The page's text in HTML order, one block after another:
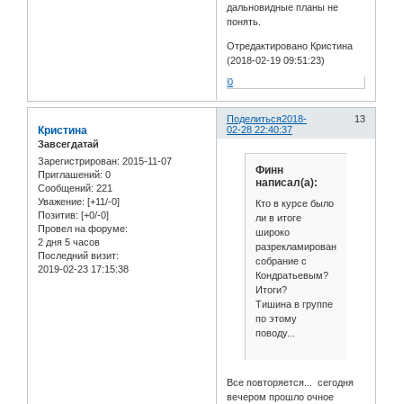
дальновидные планы не
понять.
Отредактировано Кристина
(2018-02-19 09:51:23)
0
Поделиться 13
2018-
02-28 22:40:37
Кристина
Завсегдатай
Зарегистрирован: 2015-11-07
Приглашений: 0
Сообщений: 221
Уважение: [+11/-0]
Позитив: [+0/-0]
Провел на форуме:
2 дня 5 часов
Последний визит:
2019-02-23 17:15:38
Финн
написал(а):
Кто в курсе было
ли в итоге
широко
разрекламированное
собрание с
Кондратьевым?
Итоги?
Тишина в группе
по этому
поводу...
Все повторяется... сегодня
вечером прошло очное